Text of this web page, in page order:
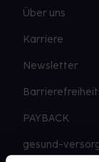
Über uns
Karriere
Newsletter
PAYBACK
gesund-